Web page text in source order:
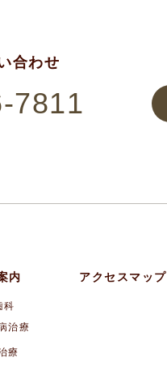
合わせ
7811
内
科
治療
療
アクセスマップ